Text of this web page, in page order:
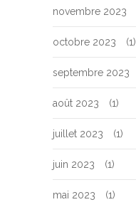
novembre 2023
octobre 2023 (1)
septembre 2023
août 2023 (1)
juillet 2023 (1)
juin 2023 (1)
mai 2023 (1)